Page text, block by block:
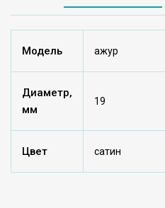
Модель ажур
Диаметр,
мм
19
Цвет сатин